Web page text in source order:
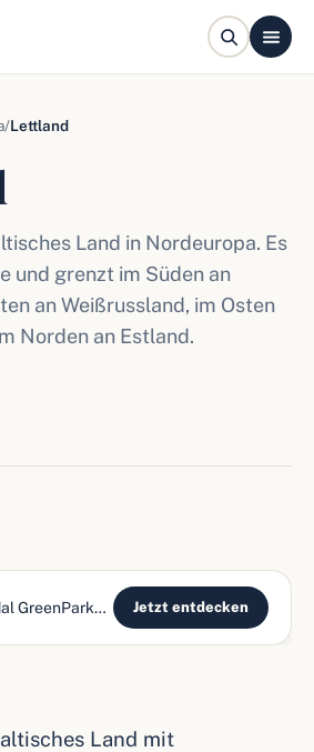
/Lettland
Land in Nordeuropa. Es
und grenzt im Süden an
an Weißrussland, im Osten
Norden an Estland.
bietet Ferienparks in ganz Europa — Natur, Jetzt entdecken
Land mit